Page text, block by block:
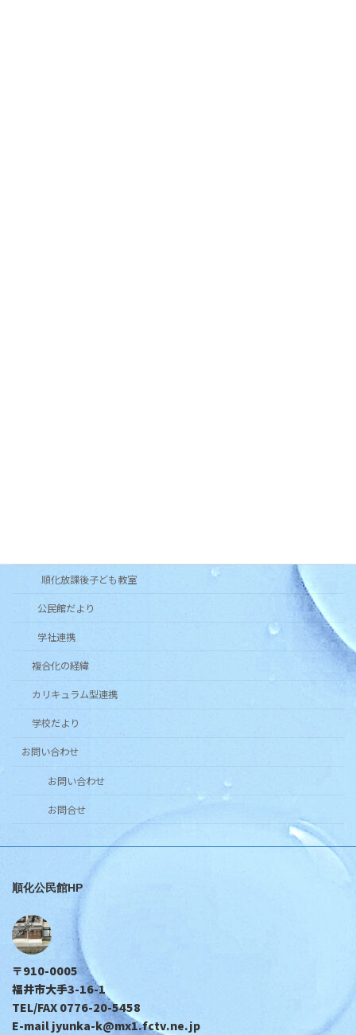
順化放課後子ども教室
公民館だより
学社連携
複合化の経緯
カリキュラム型連携
学校だより
お問い合わせ
お問い合わせ
お問合せ
順化公民館HP
〒910-0005
福井市大手3-16-1
TEL/FAX 0776-20-5458
E-mail jyunka-k@mx1.fctv.ne.jp